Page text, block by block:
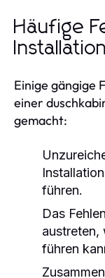
Häufige
Einige gängige
einer
gemacht:
führen.
Das
austreten,
führen